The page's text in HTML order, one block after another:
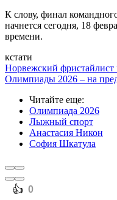
К слову, финал
начнется сегодня, 18
времени.
кстати
Норвежский фристайлист
Олимпиады 2026 – на
Читайте еще:
Олимпиада 2026
Лыжный спорт
Анастасия Никон
София Шкатула
️👍 0